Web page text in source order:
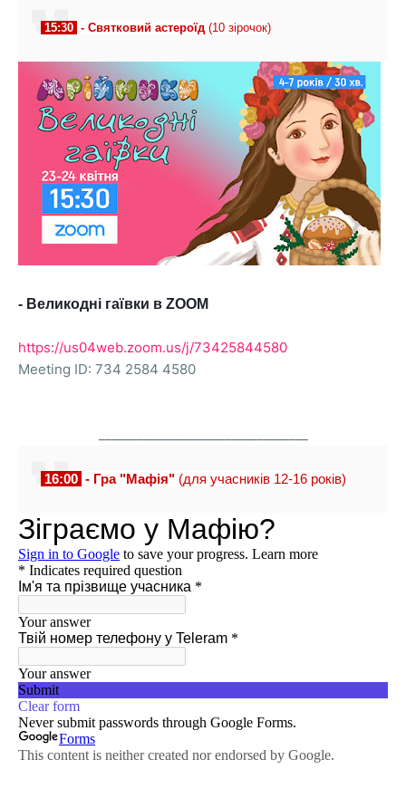
15:30 - Святковий астероїд (10 зірочок)
- Великодні гаївки в ZOOM
https://us04web.zoom.us/j/73425844580
Meeting ID: 734 2584 4580
16:00 - Гра "Мафія" (для учасників 12-16 років)